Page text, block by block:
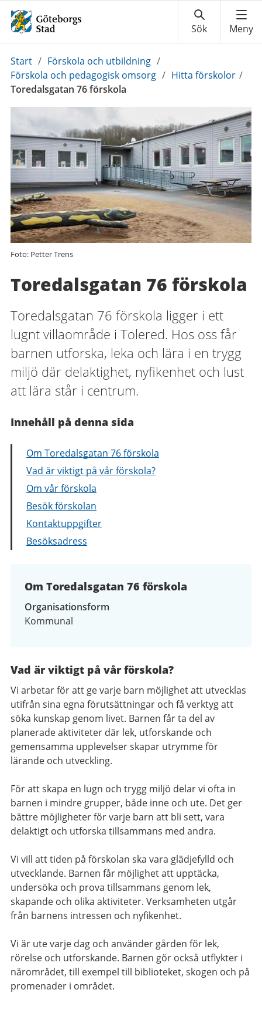
Du
är
här:
Start / Förskola och utbildning /
Förskola och pedagogisk omsorg / Hitta förskolor /
Toredalsgatan 76 förskola
Foto: Petter Trens
Toredalsgatan 76 förskola
Toredalsgatan 76 förskola ligger i ett
lugnt villaområde i Tolered. Hos oss får
barnen utforska, leka och lära i en trygg
miljö där delaktighet, nyfikenhet och lust
att lära står i centrum.
Innehåll på denna sida
Om Toredalsgatan 76 förskola
Vad är viktigt på vår förskola?
Om vår förskola
Besök förskolan
Kontaktuppgifter
Besöksadress
Om Toredalsgatan 76 förskola
Organisationsform
Kommunal
Vad är viktigt på vår förskola?
Vi arbetar för att ge varje barn möjlighet att utvecklas
utifrån sina egna förutsättningar och få verktyg att
söka kunskap genom livet. Barnen får ta del av
planerade aktiviteter där lek, utforskande och
gemensamma upplevelser skapar utrymme för
lärande och utveckling.
För att skapa en lugn och trygg miljö delar vi ofta in
barnen i mindre grupper, både inne och ute. Det ger
bättre möjligheter för varje barn att bli sett, vara
delaktigt och utforska tillsammans med andra.
Vi vill att tiden på förskolan ska vara glädjefylld och
utvecklande. Barnen får möjlighet att upptäcka,
undersöka och prova tillsammans genom lek,
skapande och olika aktiviteter. Verksamheten utgår
från barnens intressen och nyfikenhet.
Vi är ute varje dag och använder gården för lek,
rörelse och utforskande. Barnen gör också utflykter i
närområdet, till exempel till biblioteket, skogen och på
promenader i området.